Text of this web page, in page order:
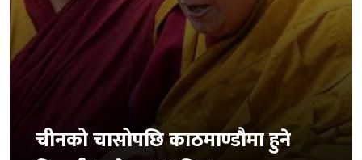
चीनको चासोपछि काठमाण्डौमा हुने